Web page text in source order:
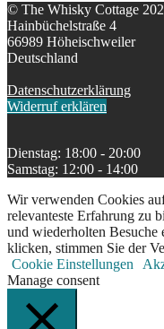
© The Whisky Cottage
Hainbüchelstraße 4
66989 Höheischweiler
Deutschland
Datenschutzerklärung
Widerruf erklären
Dienstag: 18:00 - 20:00
Samstag: 12:00 - 14:00
Wir verwenden Cookies
relevanteste Erfahrung zu
und wiederholten
klicken, stimmen Sie der
Cookie Einstellungen
Manage consent